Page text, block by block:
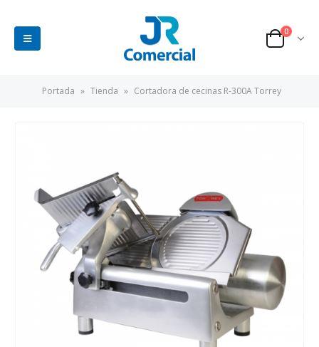
0
Portada » Tienda » Cortadora de cecinas R-300A Torrey